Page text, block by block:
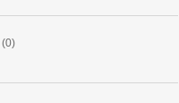
(0)